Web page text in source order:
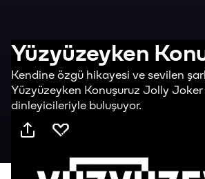
Yüzyüzeyken
Kendine özgü hikayesi ve sevilen
Yüzyüzeyken Konuşuruz Jolly
dinleyicileriyle buluşuyor.